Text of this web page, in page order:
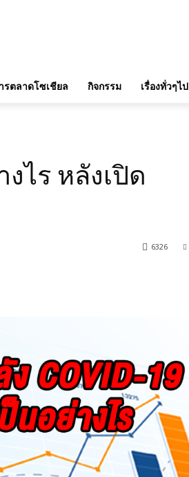
รตลาดโซเชียล กิจกรรม เรื่องทั่วๆไป
งไร หลังเปิด
6326